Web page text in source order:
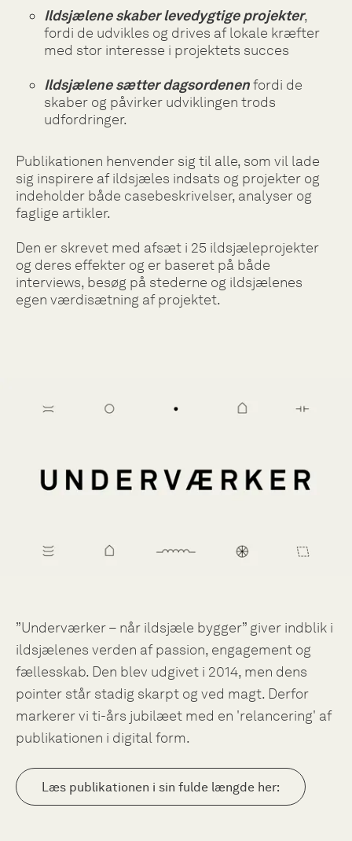
Ildsjælene skaber levedygtige projekter,
fordi de udvikles og drives af lokale kræfter
med stor interesse i projektets succes
Ildsjælene sætter dagsordenenfordi de
skaber og påvirker udviklingen trods
udfordringer.
Publikationen henvender sig til alle, som vil lade
sig inspirere af ildsjæles indsats og projekter og
indeholder både casebeskrivelser, analyser og
faglige artikler.
Den er skrevet med afsæt i 25 ildsjæleprojekter
og deres effekter og er baseret på både
interviews, besøg på stederne og ildsjælenes
egen værdisætning af projektet.
”Underværker – når ildsjæle bygger” giver indblik i
ildsjælenes verden af passion, engagement og
fællesskab. Den blev udgivet i 2014, men dens
pointer står stadig skarpt og ved magt. Derfor
markerer vi ti-års jubilæet med en 'relancering' af
publikationen i digital form.
Læs publikationen i sin fulde længde her: